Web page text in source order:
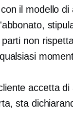
il modello
non
accetta
sta